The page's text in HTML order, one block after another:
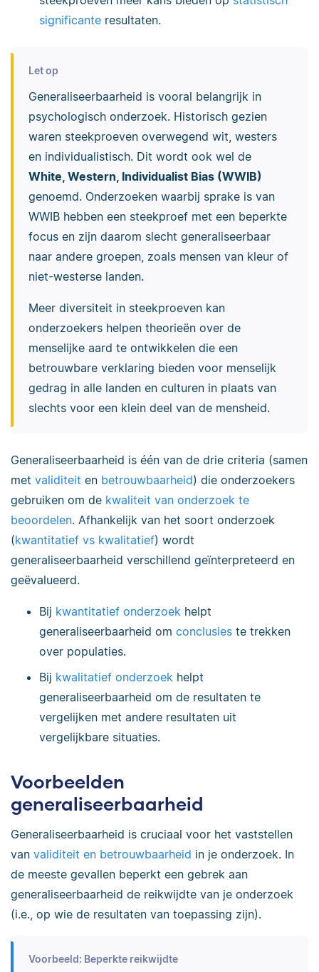
significante resultaten.
Let op
Generaliseerbaarheid is vooral belangrijk in
psychologisch onderzoek. Historisch gezien
waren steekproeven overwegend wit, westers
en individualistisch. Dit wordt ook wel de
White, Western, Individualist Bias (WWIB)
genoemd. Onderzoeken waarbij sprake is van
WWIB hebben een steekproef met een beperkte
focus en zijn daarom slecht generaliseerbaar
naar andere groepen, zoals mensen van kleur of
niet-westerse landen.
Meer diversiteit in steekproeven kan
onderzoekers helpen theorieën over de
menselijke aard te ontwikkelen die een
betrouwbare verklaring bieden voor menselijk
gedrag in alle landen en culturen in plaats van
slechts voor een klein deel van de mensheid.
Generaliseerbaarheid is één van de drie criteria (samen
met validiteit en betrouwbaarheid) die onderzoekers
gebruiken om de kwaliteit van onderzoek te
beoordelen. Afhankelijk van het soort onderzoek
(kwantitatief vs kwalitatief) wordt
generaliseerbaarheid verschillend geïnterpreteerd en
geëvalueerd.
Bij kwantitatief onderzoek helpt
generaliseerbaarheid om conclusies te trekken
over populaties.
Bij kwalitatief onderzoek helpt
generaliseerbaarheid om de resultaten te
vergelijken met andere resultaten uit
vergelijkbare situaties.
Voorbeelden
generaliseerbaarheid
Generaliseerbaarheid is cruciaal voor het vaststellen
van validiteit en betrouwbaarheid in je onderzoek. In
de meeste gevallen beperkt een gebrek aan
generaliseerbaarheid de reikwijdte van je onderzoek
(i.e., op wie de resultaten van toepassing zijn).
Voorbeeld: Beperkte reikwijdte